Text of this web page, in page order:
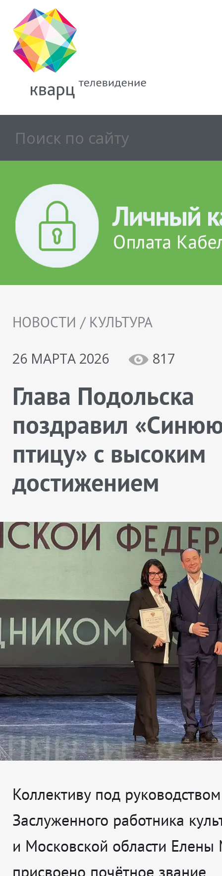
НОВОСТИ / КУЛЬТУРА
26 МАРТА 2026
817
Глава Подольска
поздравил
птицу» с высоким
достижением
Коллективу под руководством
Заслуженного работника
и Московской области
присвоено почётное звание